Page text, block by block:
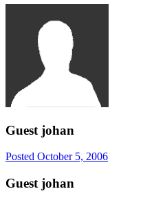
Guest johan
Posted October 5, 2006
Guest johan